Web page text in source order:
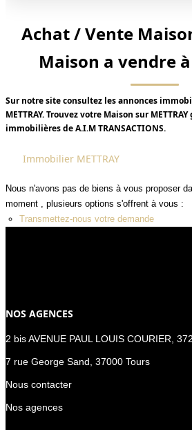
Les
Nous
Nos
Nos
Surface min
Budget max
Plus de critères
Plus de critères
Créer une alerte
Achat / Vente
Maison a vendre à
Sur notre site consultez les annonces
METTRAY. Trouvez votre Maison sur
immobilières de A.I.M TRANSACTIONS.
Immobilier METTRAY
Nous n'avons pas de biens à vous proposer
moment , plusieurs options s'offrent à vous :
Transmettez-nous votre demande
NOS AGENCES
2 bis AVENUE PAUL LOUIS COURIER,
7 rue George Sand, 37000 Tours
Nous contacter
Nos agences